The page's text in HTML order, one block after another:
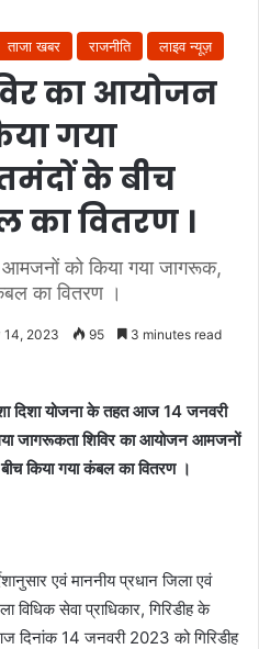
ताजा खबर राजनीति लाइव न्यूज़
का आयोजन
गया
के बीच
का वितरण ।
को किया गया जागरूक,
का वितरण ।
14, 2023 95 3 minutes read
दिशा योजना के तहत आज 14 जनवरी
जागरूकता शिविर का आयोजन आमजनों
किया गया कंबल का वितरण ।
एवं माननीय प्रधान जिला एवं
विधिक सेवा प्राधिकार, गिरिडीह के
दिनांक 14 जनवरी 2023 को गिरिडीह